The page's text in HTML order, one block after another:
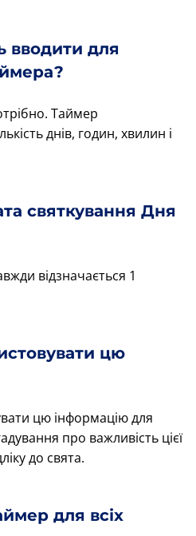
вводити для
Таймер
днів, годин, хвилин і
святкування Дня
відзначається 1
цю
цю інформацію для
про важливість цієї
до свята.
для всіх